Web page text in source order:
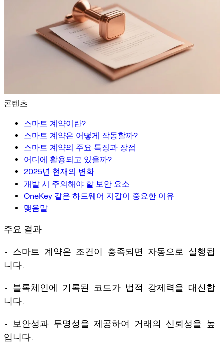
콘텐츠
스마트 계약이란?
스마트 계약은 어떻게 작동할까?
스마트 계약의 주요 특징과 장점
어디에 활용되고 있을까?
2025년 현재의 변화
개발 시 주의해야 할 보안 요소
OneKey 같은 하드웨어 지갑이 중요한 이유
맺음말
주요 결과
• 스마트 계약은 조건이 충족되면 자동으로 실행됩
니다.
• 블록체인에 기록된 코드가 법적 강제력을 대신합
니다.
• 보안성과 투명성을 제공하여 거래의 신뢰성을 높
입니다.